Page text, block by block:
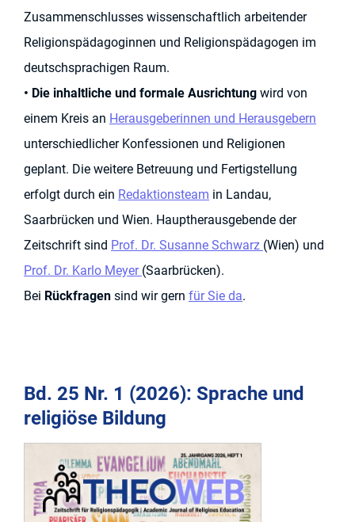
Zusammenschlusses wissenschaftlich arbeitender
Religionspädagoginnen und Religionspädagogen im
deutschsprachigen Raum.
• Die inhaltliche und formale Ausrichtung wird von
einem Kreis an Herausgeberinnen und Herausgebern
unterschiedlicher Konfessionen und Religionen
geplant. Die weitere Betreuung und Fertigstellung
erfolgt durch ein Redaktionsteam in Landau,
Saarbrücken und Wien. Hauptherausgebende der
Zeitschrift sind Prof. Dr. Susanne Schwarz (Wien) und
Prof. Dr. Karlo Meyer (Saarbrücken).
Bei Rückfragen sind wir gern für Sie da.
Bd. 25 Nr. 1 (2026): Sprache und
religiöse Bildung